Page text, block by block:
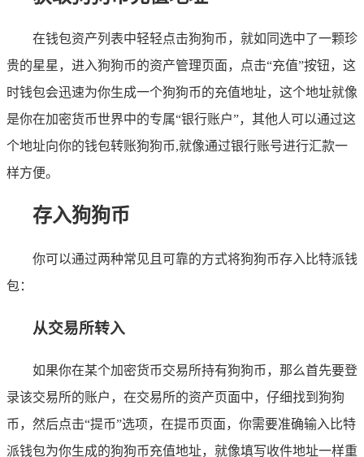
在钱包资产列表中轻轻点击狗狗币，就如同选中了一颗珍
贵的星星，进入狗狗币的资产管理页面，点击“充值”按钮，这
时钱包会迅速为你生成一个狗狗币的充值地址，这个地址就像
是你在加密货币世界中的专属“银行账户”，其他人可以通过这
个地址向你的钱包转账狗狗币,就像通过银行账号进行汇款一
样方便。
存入狗狗币
你可以通过两种常见且可靠的方式将狗狗币存入比特派钱
包：
从交易所转入
如果你在某个加密货币交易所持有狗狗币，那么首先要登
录该交易所的账户，在交易所的资产页面中，仔细找到狗狗
币，然后点击“提币”选项，在提币页面，你需要准确输入比特
派钱包为你生成的狗狗币充值地址，就像填写收件地址一样重